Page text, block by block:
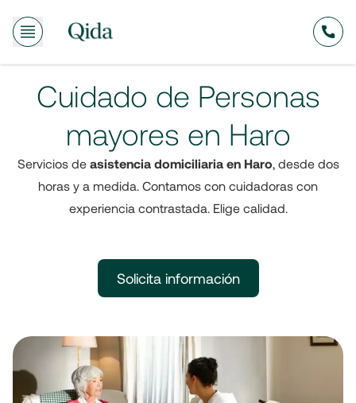
Cuidado de Personas
mayores en Haro
Servicios de asistencia domiciliaria en Haro, desde dos
horas y a medida. Contamos con cuidadoras con
experiencia contrastada. Elige calidad.
Solicita información